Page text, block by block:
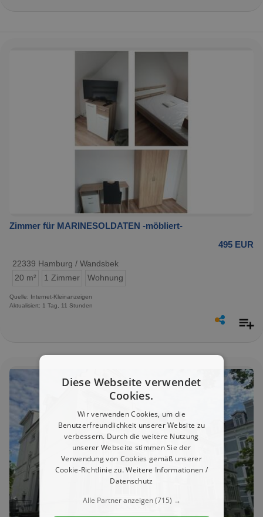
Zimmer für MARINESOLDATEN -möbliert-
495 EUR
22339 Hamburg / Wandsbek
20 m²
1 Zimmer Wohnung
Quelle: Internet-Kleinanzeigen
Aktualisiert: 1 Tag, 11 Stunden
Diese Webseite verwendet
Cookies.
Wir verwenden Cookies, um die
Benutzerfreundlichkeit unserer Website zu
verbessern. Durch die weitere Nutzung
unserer Webseite stimmen Sie der
Verwendung von Cookies gemäß unserer
Cookie-Richtlinie zu.Weitere Informationen /
Datenschutz
Alle Partner anzeigen(715) →